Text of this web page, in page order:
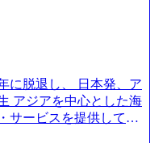
長16:00 2026年8月10
社説明会 → 面接(会社
ローと異なり、事前に
ション事業部でのポジ
志向性に合わせて、以
江川社長が語る「105点
346218) 大手広告代理
って、何が変わった？
アリー製品のパーソナ
prada-luxury-product-c
jp-ja/case-stud
に脱退し、 日本発、ア
アジアを中心とした海
サービスを提供してい